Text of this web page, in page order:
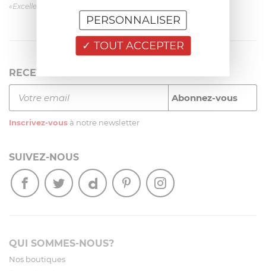
«Excellent: produit et livraison»
RECEVEZ LA NEWSLETTER
Inscrivez-vous à notre newsletter
SUIVEZ-NOUS
QUI SOMMES-NOUS?
Nos boutiques
TOUT ACCEPTER
PERSONNALISER